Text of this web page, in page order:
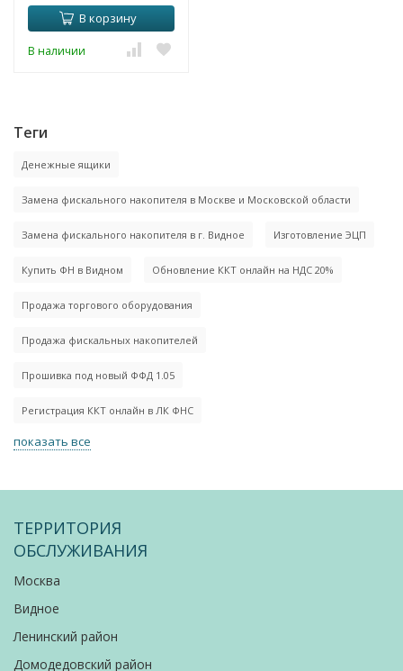
В корзину
В наличии
Теги
Денежные ящики
Замена фискального накопителя в Москве и Московской области
Замена фискального накопителя в г. Видное Изготовление ЭЦП
Купить ФН в Видном Обновление ККТ онлайн на НДС 20%
Продажа торгового оборудования
Продажа фискальных накопителей
Прошивка под новый ФФД 1.05
Регистрация ККТ онлайн в ЛК ФНС
показать все
ТЕРРИТОРИЯ
ОБСЛУЖИВАНИЯ
Москва
Видное
Ленинский район
Домодедовский район